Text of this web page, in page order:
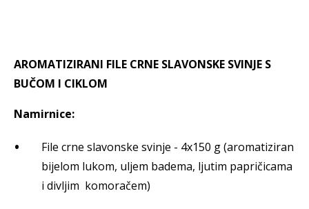
AROMATIZIRANI FILE CRNE SLAVONSKE SVINJE S
BUČOM I CIKLOM
Namirnice:
File crne slavonske svinje - 4x150 g (aromatiziran
bijelom lukom, uljem badema, ljutim papričicama
i divljim komoračem)